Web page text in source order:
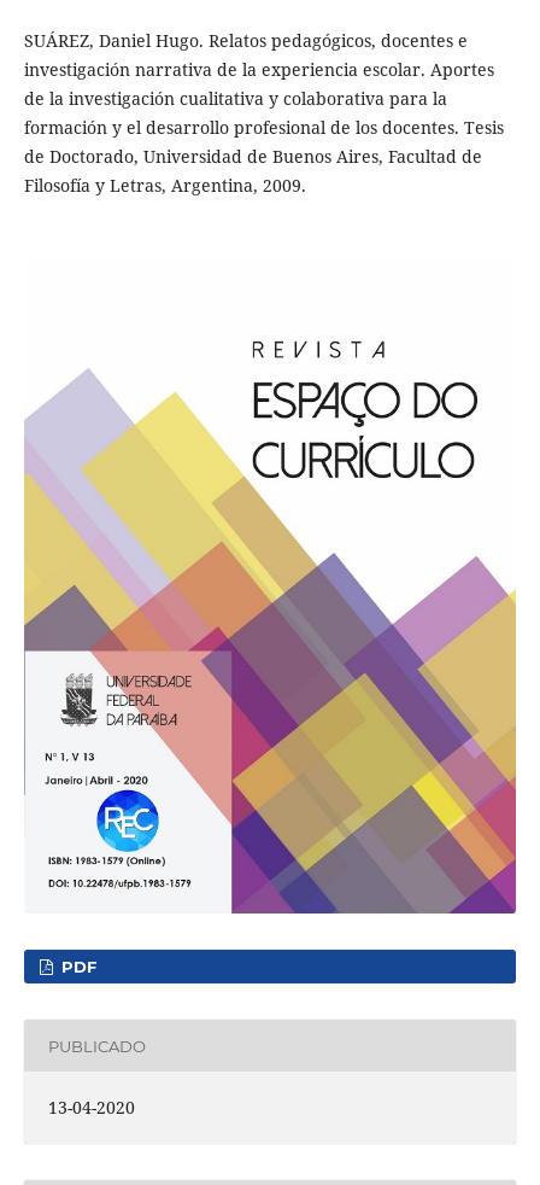
SUÁREZ, Daniel Hugo. Relatos pedagógicos, docentes e
investigación narrativa de la experiencia escolar. Aportes
de la investigación cualitativa y colaborativa para la
formación y el desarrollo profesional de los docentes. Tesis
de Doctorado, Universidad de Buenos Aires, Facultad de
Filosofía y Letras, Argentina, 2009.
PDF
PUBLICADO
13-04-2020